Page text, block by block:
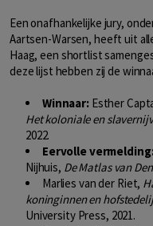
Een onafhankelijke jury,
Aartsen-Warsen, heeft uit
Haag, een shortlist
deze lijst hebben zij de
Winnaar:Esther
Het koloniale en
2022.
Eervolle
Nijhuis, De Matlas van
Marlies van der Riet,
koninginnen en
University Press, 2021.